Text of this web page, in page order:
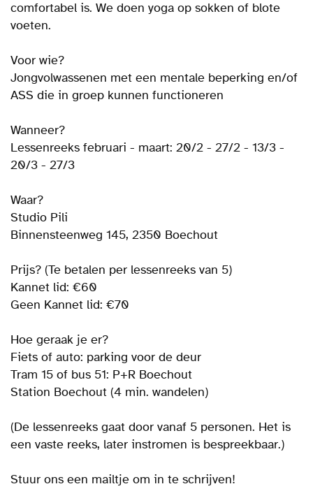
comfortabel is. We doen yoga op sokken of blote
voeten.
Voor wie?
Jongvolwassenen met een mentale beperking en/of
ASS die in groep kunnen functioneren
Wanneer?
Lessenreeks februari - maart: 20/2 - 27/2 - 13/3 -
20/3 - 27/3
Waar?
Studio Pili
Binnensteenweg 145, 2350 Boechout
Prijs? (Te betalen per lessenreeks van 5)
Kannet lid: €60
Geen Kannet lid: €70
Hoe geraak je er?
Fiets of auto: parking voor de deur
Tram 15 of bus 51: P+R Boechout
Station Boechout (4 min. wandelen)
(De lessenreeks gaat door vanaf 5 personen. Het is
een vaste reeks, later instromen is bespreekbaar.)
Stuur ons een mailtje om in te schrijven!